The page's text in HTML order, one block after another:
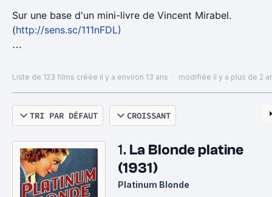
Sur une base d'un mini-livre de Vincent Mirabel.
(http://sens.sc/111nFDL)
livre:
_Salauds de pauvres
(La traversée de paris)
_Beaucoup de meurtres en ce moment ?
_Ça marche pas mal.
_Et vous arrêtez les coupables?
_Le moins possible ! ... Un coupable est beaucoup
Liste de 123 films créée il y a environ 13 ans · modifiée il y a plus de 2
TRI PAR DÉFAUT CROISSANT
1. La Blonde platine
(1931)
Platinum Blonde